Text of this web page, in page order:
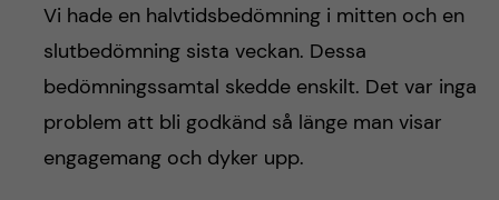
Vi hade en halvtidsbedömning i mitten och en
slutbedömning sista veckan. Dessa
bedömningssamtal skedde enskilt. Det var inga
problem att bli godkänd så länge man visar
engagemang och dyker upp.